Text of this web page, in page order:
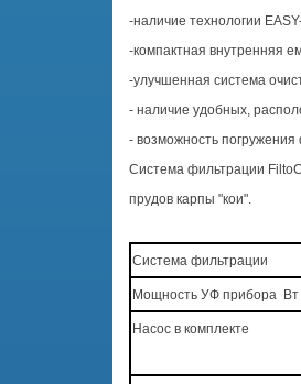
-наличие технологии
-компактная внутренняя
-улучшенная система
- наличие удобных,
- возможность погружения
Система фильтрации
прудов карпы "кои".
Система фильтрации
Мощность УФ прибора Вт
Насос в комплекте